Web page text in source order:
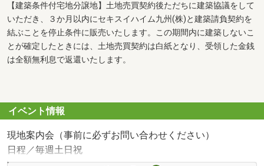
【建築条件付宅地分譲地】土地売買契約後ただちに建築協議をして
いただき、３か月以内にセキスイハイム九州(株)と建築請負契約を
結ぶことを停止条件に販売いたします。この期間内に建築しないこ
とが確定したときには、土地売買契約は白紙となり、受領した金銭
は全額無利息で返還いたします。
イベント情報
現地案内会（事前に必ずお問い合わせください）
日程／毎週土日祝